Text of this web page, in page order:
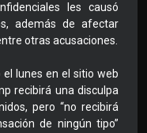
les causó
además de afectar
otras acusaciones.
lunes en el sitio web
recibirá una disculpa
pero “no recibirá
de ningún tipo”